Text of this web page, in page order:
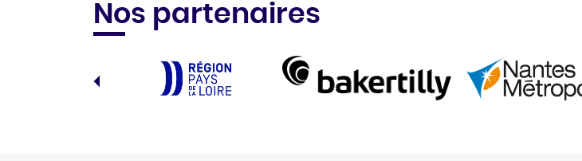
Nos partenaires